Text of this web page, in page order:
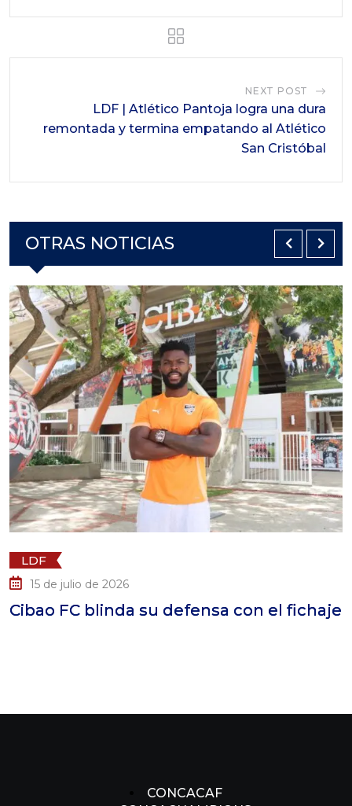
NEXT POST
LDF | Atlético Pantoja logra una dura
remontada y termina empatando al Atlético
San Cristóbal
OTRAS NOTICIAS
LDF
15 de julio de 2026
FC blinda su defensa con el fichaje
CONCACAF